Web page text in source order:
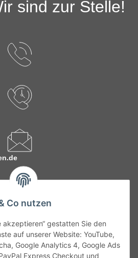
Co nutzen
akzeptieren“ gestatten Sie den
auf unserer Website: YouTube,
Google Analytics 4, Google Ads
Express Checkout und
sind zur Stelle!